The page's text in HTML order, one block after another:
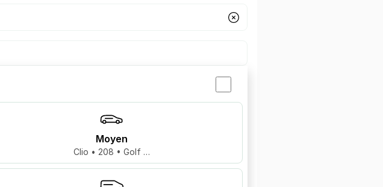
Moyen
Clio • 208 • Golf …